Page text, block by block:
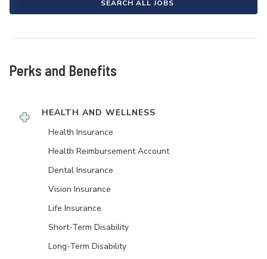
SEARCH ALL JOBS
Perks and Benefits
HEALTH AND WELLNESS
Health Insurance
Health Reimbursement Account
Dental Insurance
Vision Insurance
Life Insurance
Short-Term Disability
Long-Term Disability